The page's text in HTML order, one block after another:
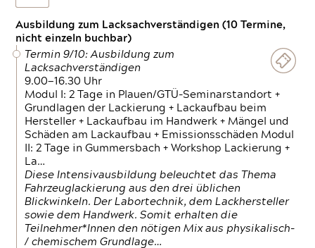
Ausbildung zum Lacksachverständigen (10 Termine,
nicht einzeln buchbar)
Termin 9/10: Ausbildung zum
Lacksachverständigen
9.00—16.30 Uhr
Modul I: 2 Tage in Plauen/GTÜ-Seminarstandort +
Grundlagen der Lackierung + Lackaufbau beim
Hersteller + Lackaufbau im Handwerk + Mängel und
Schäden am Lackaufbau + Emissionsschäden Modul
II: 2 Tage in Gummersbach + Workshop Lackierung +
La…
Diese Intensivausbildung beleuchtet das Thema
Fahrzeuglackierung aus den drei üblichen
Blickwinkeln. Der Labortechnik, dem Lackhersteller
sowie dem Handwerk. Somit erhalten die
Teilnehmer*Innen den nötigen Mix aus physikalisch-
/ chemischem Grundlage…